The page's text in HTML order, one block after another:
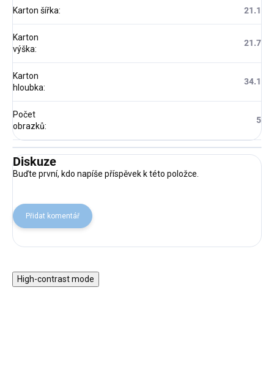
Karton šířka: 21.1
Karton
výška:
21.7
Karton
hloubka:
34.1
Počet
obrazků:
5
Diskuze
Buďte první, kdo napíše příspěvek k této položce.
Přidat komentář
High-contrast mode